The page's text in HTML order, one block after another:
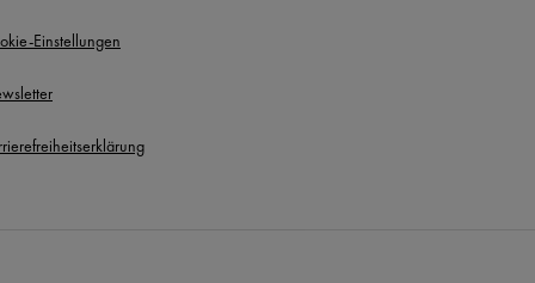
Einstellungen